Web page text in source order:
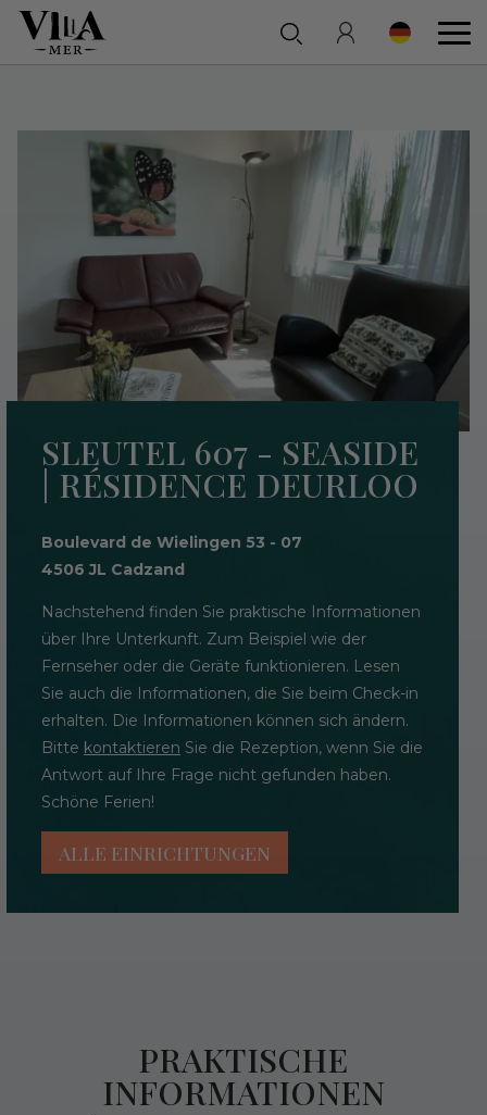
SLEUTEL 607 - SEASIDE
| RÉSIDENCE DEURLOO
Boulevard de Wielingen 53 - 07
4506 JL Cadzand
Nachstehend finden Sie praktische Informationen
über Ihre Unterkunft. Zum Beispiel wie der
Fernseher oder die Geräte funktionieren. Lesen
Sie auch die Informationen, die Sie beim Check-in
erhalten. Die Informationen können sich ändern.
Bitte kontaktieren Sie die Rezeption, wenn Sie die
Antwort auf Ihre Frage nicht gefunden haben.
Schöne Ferien!
ALLE EINRICHTUNGEN
PRAKTISCHE
INFORMATIONEN